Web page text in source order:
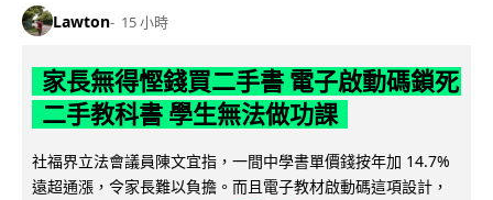
Lawton 15 小時
家長無得慳錢買二手書 電子啟動碼鎖死
二手教科書 學生無法做功課
社福界立法會議員陳文宜指，一間中學書單價錢按年加 14.7%
遠超通漲，令家長難以負擔。而且電子教材啟動碼這項設計，